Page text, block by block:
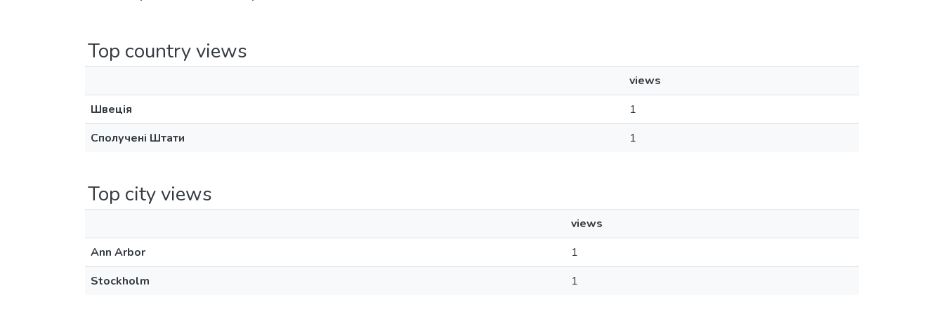
Top country views
views
Швеція
1
Сполучені Штати
1
Top city views
views
Ann Arbor
1
Stockholm
1